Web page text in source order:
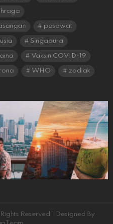
pesawat
Singapura
Vaksin COVID-19
WHO zodiak
Reserved | Designed By